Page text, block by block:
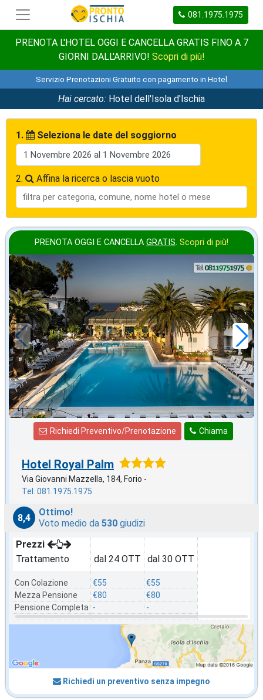
081.1975.1975
PRENOTA L'HOTEL OGGI E CANCELLA GRATIS FINO A 7
GIORNI DALL'ARRIVO! Scopri di più!
Servizio Prenotazioni Gratuito con pagamento in Hotel
Hai cercato: Hotel dell'Isola d'Ischia
1. Seleziona le date del soggiorno
2. Affina la ricerca o lascia vuoto
PRENOTA OGGI E CANCELLA GRATIS. Scopri di più!
in offerta da
€55,00
a notte
Chiama
Richiedi Preventivo/Prenotazione
Hotel Royal Palm
Via Giovanni Mazzella, 184, Forio -
Tel. 081.1975.1975
8,4
Ottimo!
Voto medio da 530 giudizi
Prezzi
Trattamento
Con Colazione
Mezza Pensione
Pensione Completa
dal 24 OTT
€55
€80
-
dal 30 OTT
€55
€80
-
Richiedi un preventivo senza impegno